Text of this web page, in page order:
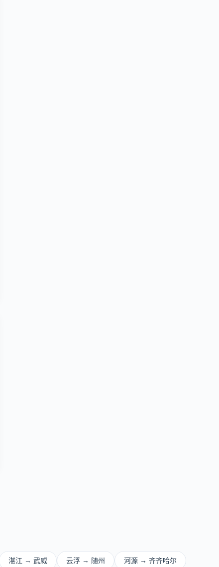
湛江 → 武威 云浮 → 随州 河源 → 齐齐哈尔